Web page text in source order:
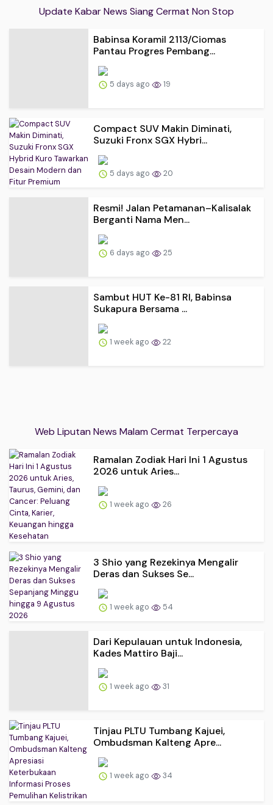
Update Kabar News Siang Cermat Non Stop
Babinsa Koramil 2113/Ciomas
Pantau Progres Pembang...
5 days ago 19
Compact SUV Makin Diminati,
Suzuki Fronx SGX Hybri...
5 days ago 20
Resmi! Jalan Petamanan–Kalisalak
Berganti Nama Men...
6 days ago 25
Sambut HUT Ke-81 RI, Babinsa
Sukapura Bersama ...
1 week ago 22
Web Liputan News Malam Cermat Terpercaya
Ramalan Zodiak Hari Ini 1 Agustus
2026 untuk Aries...
1 week ago 26
3 Shio yang Rezekinya Mengalir
Deras dan Sukses Se...
1 week ago 54
Dari Kepulauan untuk Indonesia,
Kades Mattiro Baji...
1 week ago 31
Tinjau PLTU Tumbang Kajuei,
Ombudsman Kalteng Apre...
1 week ago 34